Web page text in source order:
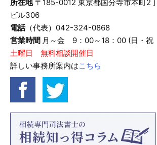
所在地〒185-0012 東京都国分寺市本町2
ビル306
電話（代表）042-324-0868
営業時間 月～金 9：00～18：00 (日・
土曜日 無料相談開催日
詳しい事務所案内はこちら